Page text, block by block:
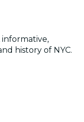
history of NYC.